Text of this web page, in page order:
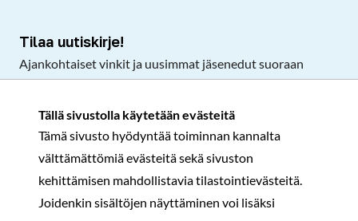
Tällä sivustolla käytetään evästeitä
Tämä sivusto hyödyntää toiminnan kannalta
välttämättömiä evästeitä sekä sivuston
kehittämisen mahdollistavia tilastointievästeitä.
Joidenkin sisältöjen näyttäminen voi lisäksi
Tilaa uutiskirje!
Ajankohtaiset vinkit ja uusimmat jäsenedut suoraan